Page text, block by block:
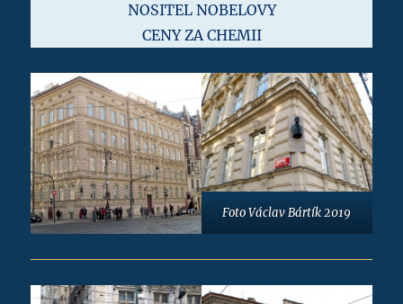
NOSITEL NOBELOVY
CENY ZA CHEMII
Foto Václav Bártík 2019